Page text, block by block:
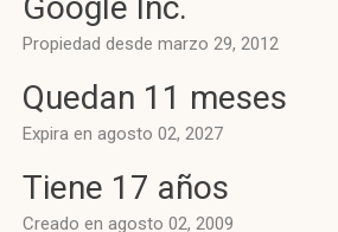
Propiedad desde marzo 29, 2012
Quedan 11 meses
Expira en agosto 02, 2027
Tiene 17 años
Creado en agosto 02, 2009